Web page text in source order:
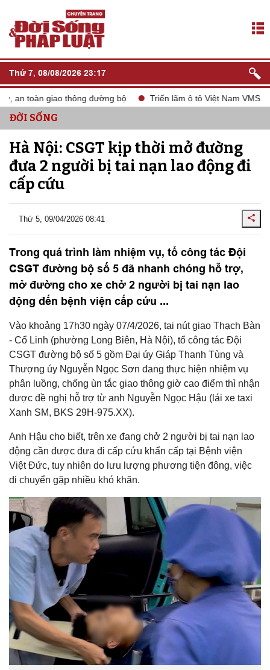
Thứ 7, 08/08/2026 23:17
toàn giao thông đường bộ Triển lãm ô tô Việt Nam VMS 2024
ĐỜI SỐNG
Hà Nội: CSGT kịp thời mở đường
đưa 2 người bị tai nạn lao động đi
cấp cứu
Thứ 5, 09/04/2026 08:41
Trong quá trình làm nhiệm vụ, tổ công tác Đội
CSGT đường bộ số 5 đã nhanh chóng hỗ trợ,
mở đường cho xe chở 2 người bị tai nạn lao
động đến bệnh viện cấp cứu ...
Vào khoảng 17h30 ngày 07/4/2026, tại nút giao Thạch Bàn
- Cổ Linh (phường Long Biên, Hà Nội), tổ công tác Đội
CSGT đường bộ số 5 gồm Đại úy Giáp Thanh Tùng và
Thượng úy Nguyễn Ngọc Sơn đang thực hiện nhiệm vụ
phân luồng, chống ùn tắc giao thông giờ cao điểm thì nhận
được đề nghị hỗ trợ từ anh Nguyễn Ngọc Hậu (lái xe taxi
Xanh SM, BKS 29H-975.XX).
Anh Hậu cho biết, trên xe đang chở 2 người bị tai nạn lao
động cần được đưa đi cấp cứu khẩn cấp tại Bệnh viện
Việt Đức, tuy nhiên do lưu lượng phương tiện đông, việc
di chuyển gặp nhiều khó khăn.